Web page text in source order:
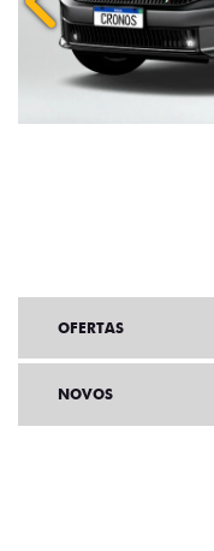
Anterior
OFERTAS
NOVOS